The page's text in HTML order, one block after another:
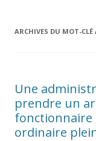
ARCHIVES DU MOT-CLÉ
Une
prendre un
fonctionnaire
ordinaire